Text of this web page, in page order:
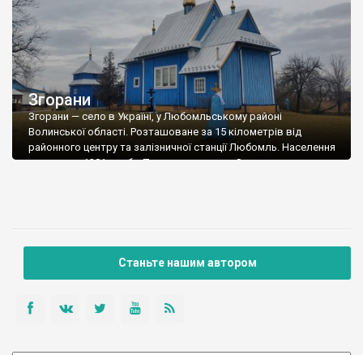
Згорани
Згорани — село в Україні, у Любомльському районі
Волинської області. Розташоване за 15 кілометрів від
районного центру та залізничної станції Любомль. Населення
становить 1381 особу. Перша згадка про Згорани належить
Станьте нашим автором